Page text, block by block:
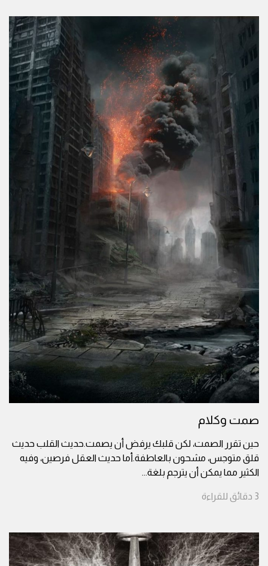
صمت وكلام
حين تقرر الصمت، لكن قلبك يرفض أن يصمت.حديث القلب حديث
قلق متوجس، مشحون بالعاطفة.أما حديث العقل فرصين، وفيه
الكثير مما يمكن أن يترجم بلغة...
3 دقائق للقراءة